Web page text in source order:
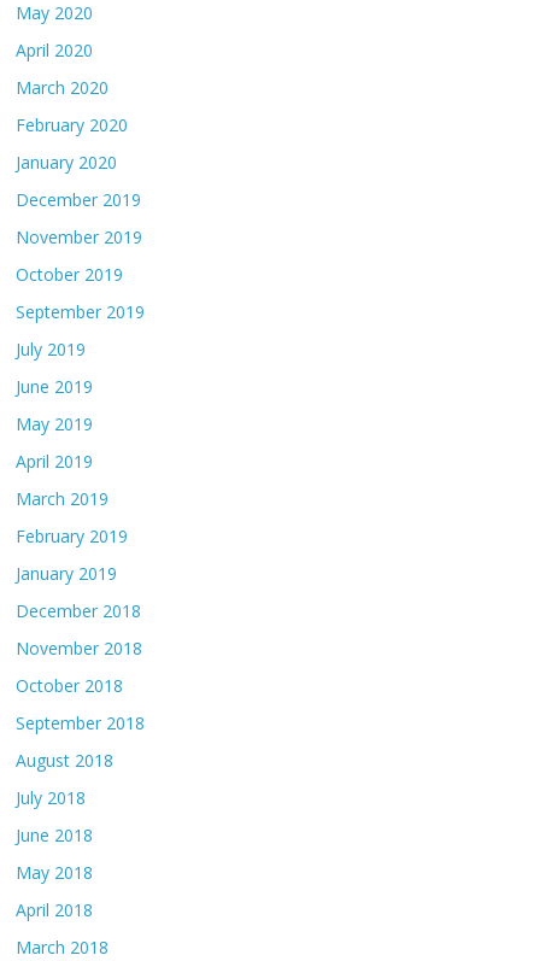
May 2020
April 2020
March 2020
February 2020
January 2020
December 2019
November 2019
October 2019
September 2019
July 2019
June 2019
May 2019
April 2019
March 2019
February 2019
January 2019
December 2018
November 2018
October 2018
September 2018
August 2018
July 2018
June 2018
May 2018
April 2018
March 2018